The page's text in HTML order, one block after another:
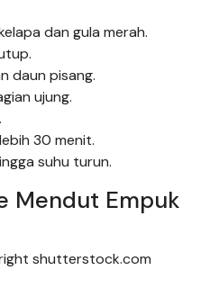
dan gula merah.
daun pisang.
ujung.
30 menit.
suhu turun.
Mendut Empuk
shutterstock.com